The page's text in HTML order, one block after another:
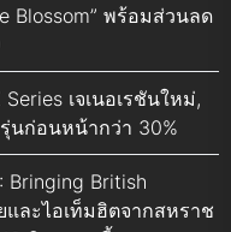
Blossom” พร้อมส่วนลด
เจเนอเรชันใหม่,
นก่อนหน้ากว่า 30%
Bringing British
ละไอเท็มฮิตจากสหราช